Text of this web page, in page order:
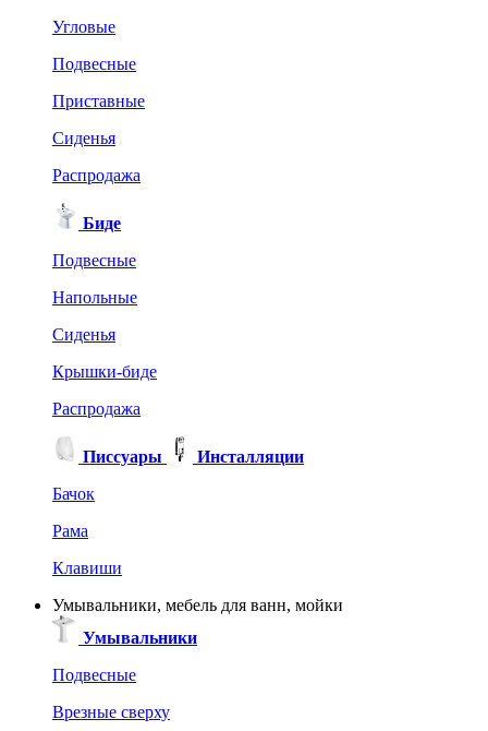
Угловые
Подвесные
Приставные
Сиденья
Распродажа
Биде
Подвесные
Напольные
Сиденья
Крышки-биде
Распродажа
Писсуары
Инсталляции
Бачок
Рама
Клавиши
Умывальники, мебель для ванн, мойки
Умывальники
Подвесные
Врезные сверху